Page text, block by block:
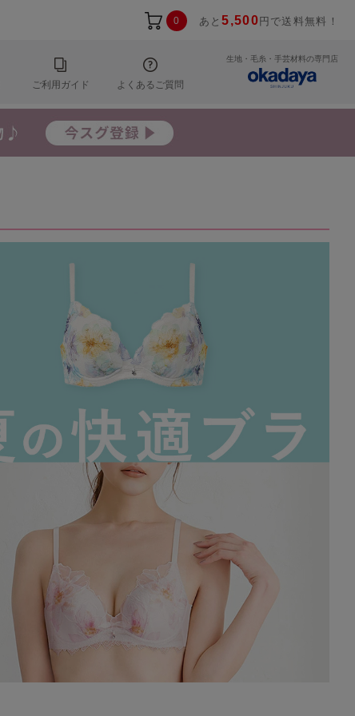
0 あと5,500 円で送料無料！
ご利用ガイド よくあるご質問
生地・毛糸・手芸材料の専門店